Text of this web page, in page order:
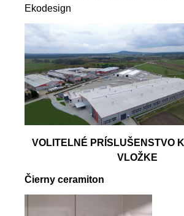
Ekodesign
VOLITELNÉ PRÍSLUŠENSTVO
VLOŽKE
Čierny ceramiton